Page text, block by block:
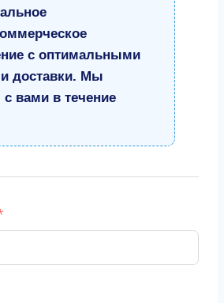
с оптимальными
доставки. Мы
вами в течение